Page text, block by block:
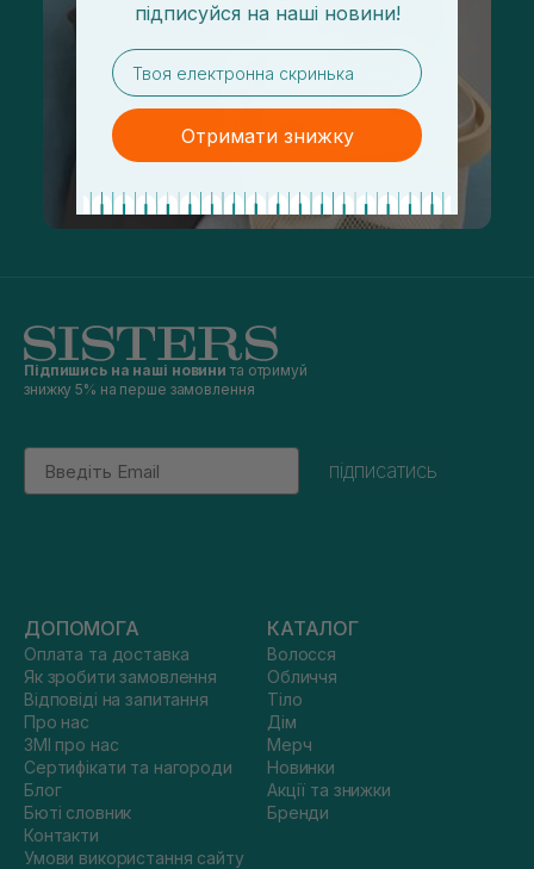
Підпишись на наші новини та отримуй
знижку 5% на перше замовлення
Email
підписатись
ДОПОМОГА
Оплата та доставка
Як зробити замовлення
Відповіді на запитання
Про нас
ЗМІ про нас
Сертифікати та нагороди
Блог
Бюті словник
Контакти
Умови використання сайту
КАТАЛОГ
Волосся
Обличчя
Тіло
Дім
Мерч
Новинки
Акції та знижки
Бренди
підписуйся на наші новини!
email
Отримати знижку